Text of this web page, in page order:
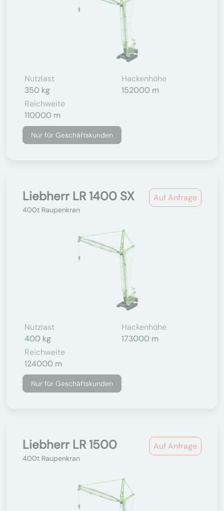
Nutzlast
350 kg
Hackenhöhe
152000 m
Reichweite
110000 m
Nur für Geschäftskunden
Auf Anfrage
Liebherr LR 1400 SX
400t Raupenkran
Nutzlast
400 kg
Hackenhöhe
173000 m
Reichweite
124000 m
Nur für Geschäftskunden
Auf Anfrage
Liebherr LR 1500
400t Raupenkran